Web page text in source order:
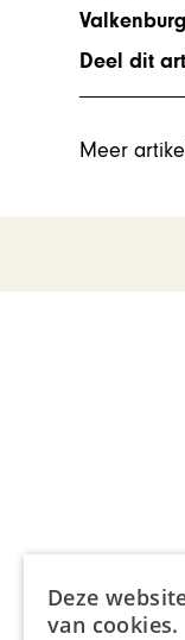
Valkenburg
Deel dit
Meer
Deze
van cookies.